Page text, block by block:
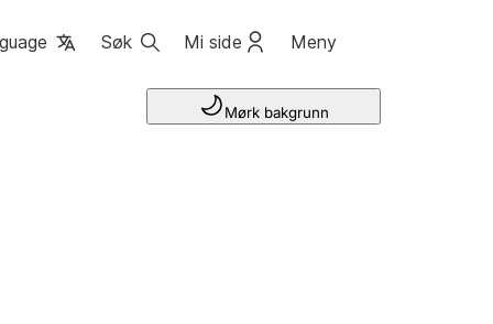
Søk Mi side Meny
Mørk bakgrunn